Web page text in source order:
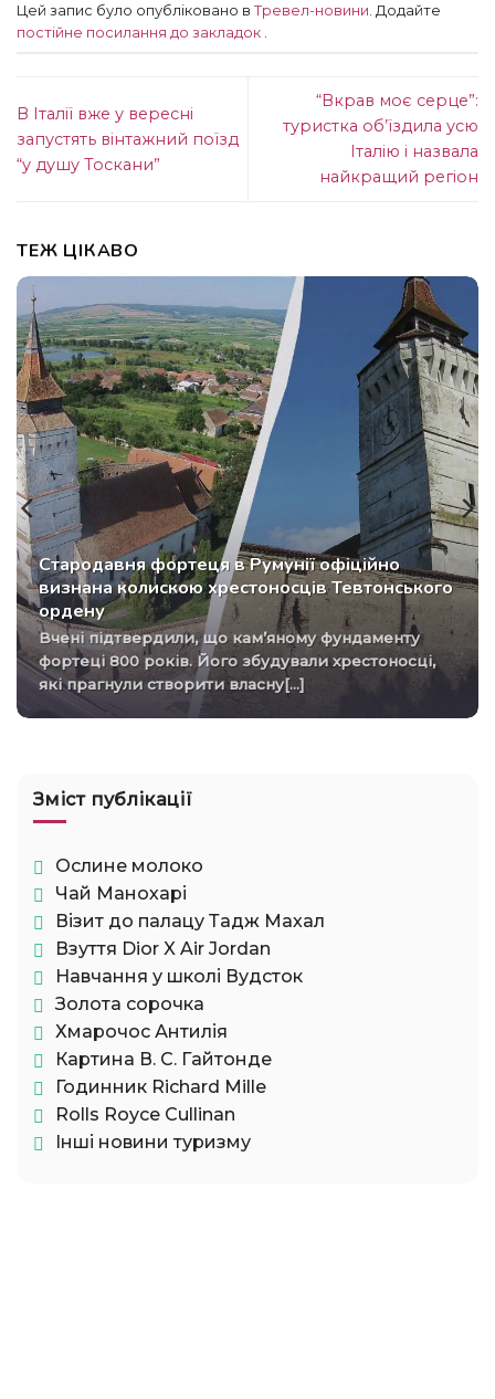
Цей запис було опубліковано в Тревел-новини . Додайте
постійне посилання до закладок
В Італії вже у вересні
запустять вінтажний поїзд
“у душу Тоскани”
“Вкрав моє серце”:
туристка об’їздила усю
Італію і назвала
найкращий регіон
ТЕЖ ЦІКАВО
Стародавня фортеця в Румунії офіційно
визнана колискою хрестоносців Тевтонського
ордену
Вчені підтвердили, що кам’яному фундаменту
фортеці 800 років. Його збудували хрестоносці,
які прагнули створити власну[...]
Зміст публікації
Ослине молоко
Чай Манохарі
Візит до палацу Тадж Махал
Взуття Dior X Air Jordan
Навчання у школі Вудсток
Золота сорочка
Хмарочос Антилія
Картина В. С. Гайтонде
Годинник Richard Mille
Rolls Royce Cullinan
Інші новини туризму